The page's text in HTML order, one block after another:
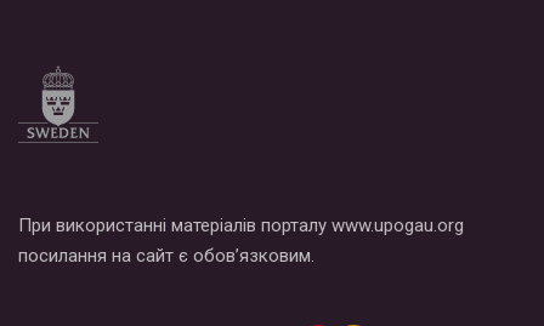
При використанні матеріалів порталу www.upogau.org
посилання на сайт є обов’язковим.